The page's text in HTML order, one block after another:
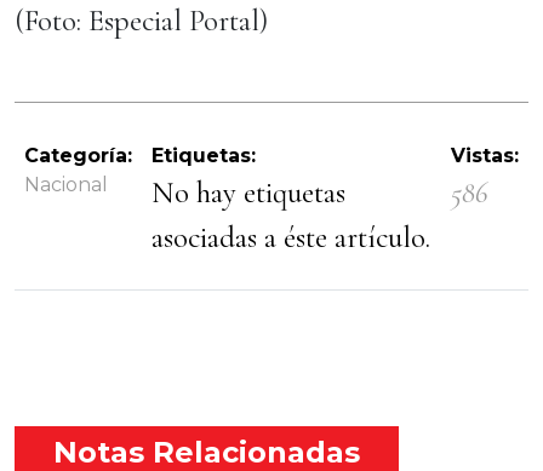
(Foto: Especial Portal)
Categoría:
Nacional
Etiquetas:
No hay etiquetas
asociadas a éste artículo.
Vistas:
586
Notas Relacionadas